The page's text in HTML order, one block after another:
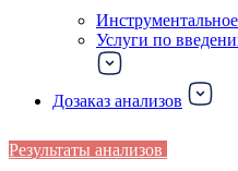
Услуги по
Дозаказ анализов
Результаты анализов